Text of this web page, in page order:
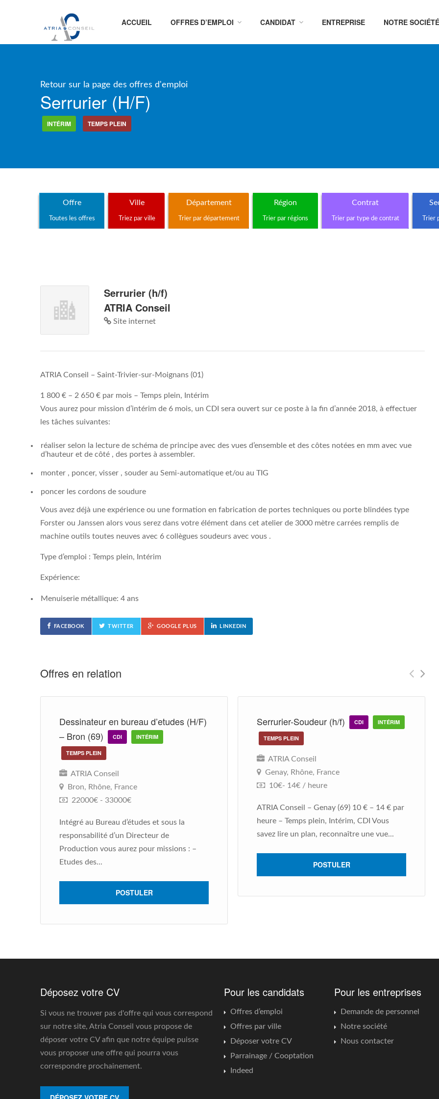
ACCUEIL OFFRES D’EMPLOI CANDIDAT ENTREPRISE NOTRE SOCIÉTÉ
Retour sur la page des offres d'emploi
Serrurier (h/f)
INTÉRIM TEMPS PLEIN
Offre
Toutes les offres
Ville
Triez par ville
Département
Trier par département
Région
Trier par régions
Contrat
Trier par type de contrat Trier
Serrurier (h/f)
ATRIA Conseil
Site internet
ATRIA Conseil – Saint-Trivier-sur-Moignans (01)
1 800 € – 2 650 € par mois – Temps plein, Intérim
Vous aurez pour mission d’intérim de 6 mois, un CDI sera ouvert sur ce poste à la fin d’année 2018, à effectuer
les tâches suivantes:
réaliser selon la lecture de schéma de principe avec des vues d’ensemble et des côtes notées en mm avec vue
d’hauteur et de côté , des portes à assembler.
monter , poncer, visser , souder au Semi-automatique et/ou au TIG
poncer les cordons de soudure
Vous avez déjà une expérience ou une formation en fabrication de portes techniques ou porte blindées type
Forster ou Janssen alors vous serez dans votre élément dans cet atelier de 3000 mètre carrées remplis de
machine outils toutes neuves avec 6 collègues soudeurs avec vous .
Type d’emploi : Temps plein, Intérim
Expérience:
Menuiserie métallique: 4 ans
FACEBOOK TWITTER GOOGLE PLUS LINKEDIN
Offres en relation
Dessinateur en bureau d’etudes (H/F)
– Bron (69)
CDI INTÉRIM
TEMPS PLEIN
ATRIA Conseil
Bron, Rhône, France
22000€ - 33000€
Intégré au Bureau d’études et sous la
responsabilité d’un Directeur de
Production vous aurez pour missions : –
Etudes des...
POSTULER
Serrurier-Soudeur (h/f) CDI INTÉRIM
TEMPS PLEIN
ATRIA Conseil
Genay, Rhône, France
10€- 14€ / heure
ATRIA Conseil – Genay (69) 10 € – 14 € par
heure – Temps plein, Intérim, CDI Vous
savez lire un plan, reconnaître une vue...
POSTULER
Déposez votre CV
Si vous ne trouver pas d'offre qui vous correspond
sur notre site, Atria Conseil vous propose de
déposer votre CV afin que notre équipe puisse
vous proposer une offre qui pourra vous
correspondre prochainement.
Pour les candidats
Offres d’emploi
Offres par ville
Déposer votre CV
Parrainage / Cooptation
Indeed
Pour les entreprises
Demande de personnel
Notre société
Nous contacter